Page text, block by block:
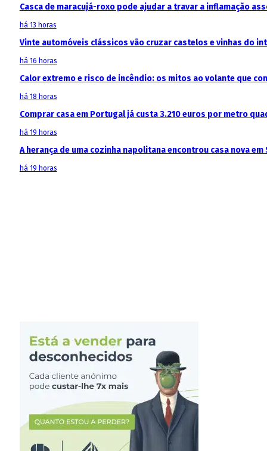
Casca de maracujá-roxo pode ajudar a travar a inflamação
há 13 horas
Vinte automóveis clássicos vão cruzar castelos e vinhas do
há 16 horas
Calor extremo e risco de incêndio: os mitos ao volante que
há 18 horas
Comprar casa em Portugal já custa 3.210 euros por metro
há 19 horas
A herança de uma cozinha napolitana encontrou casa nova em
há 19 horas